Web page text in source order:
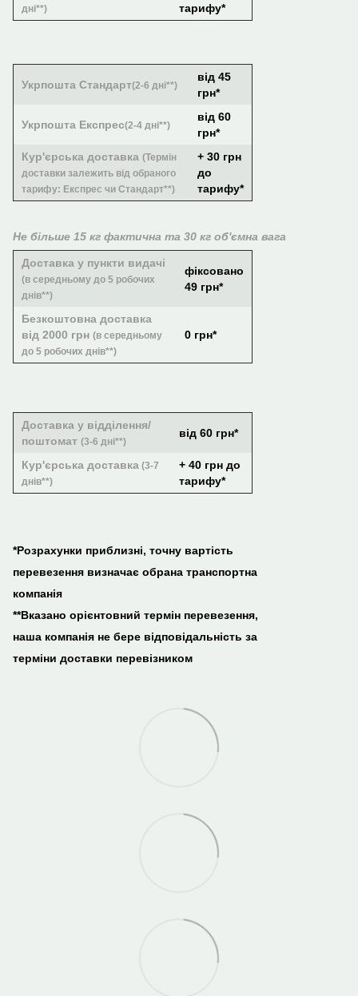
дні**)
тарифу*
Укрпошта Стандарт(2-6 дні**)
від 45
грн*
Укрпошта Експрес(2-4 дні**)
від 60
грн*
Кур'єрська доставка (Термін
доставки залежить від обраного
тарифу: Експрес чи Стандарт**)
+ 30 грн
до
тарифу*
Не більше 15 кг фактична та 30 кг об'ємна вага
Доставка у пункти видачі
(в середньому до 5 робочих
днів**)
фіксовано
49 грн*
Безкоштовна доставка
від 2000 грн (в середньому
до 5 робочих днів**)
0 грн*
Доставка у відділення/
поштомат (3-6 дні**)
від 60 грн*
Кур'єрська доставка (3-7
днів**)
+ 40 грн до
тарифу*
*Розрахунки приблизні, точну вартість
перевезення визначає обрана транспортна
компанія
**Вказано орієнтовний термін перевезення,
наша компанія не бере відповідальність за
терміни доставки перевізником